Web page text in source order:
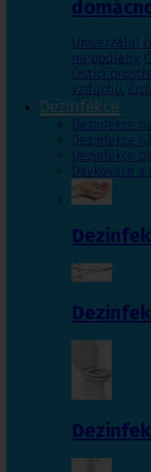
Univerzální
na podlahy,
Čistící
vzduchu,
Dezinfekce
Dezinfekce
Dezinfekce
Dezinfekce
Dávkovače